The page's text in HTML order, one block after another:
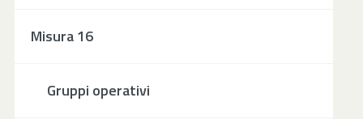
Misura 16
Gruppi operativi